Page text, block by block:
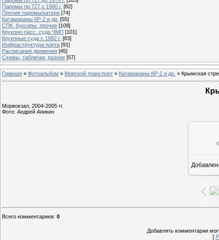
Паромы пр.727 с 1980 г. [82]
Прочие паромы/катера [74]
Катамараны КР-2 и др. [55]
СПК, буксиры, прочие [108]
Круизно-пасс. суда ЧМП [101]
Круизные суда с 1992 г. [83]
Инфраструктура порта [91]
Расписания движения [45]
Схемы, таблички, разное [57]
Главная » Фотоальбом » Морской транспорт » Катамараны КР-2 и др. » Крымская
Морвокзал, 2004-2005 гг.
Фото: Андрей Аникин
Всего комментариев: 0
Добавлять комментарии
[